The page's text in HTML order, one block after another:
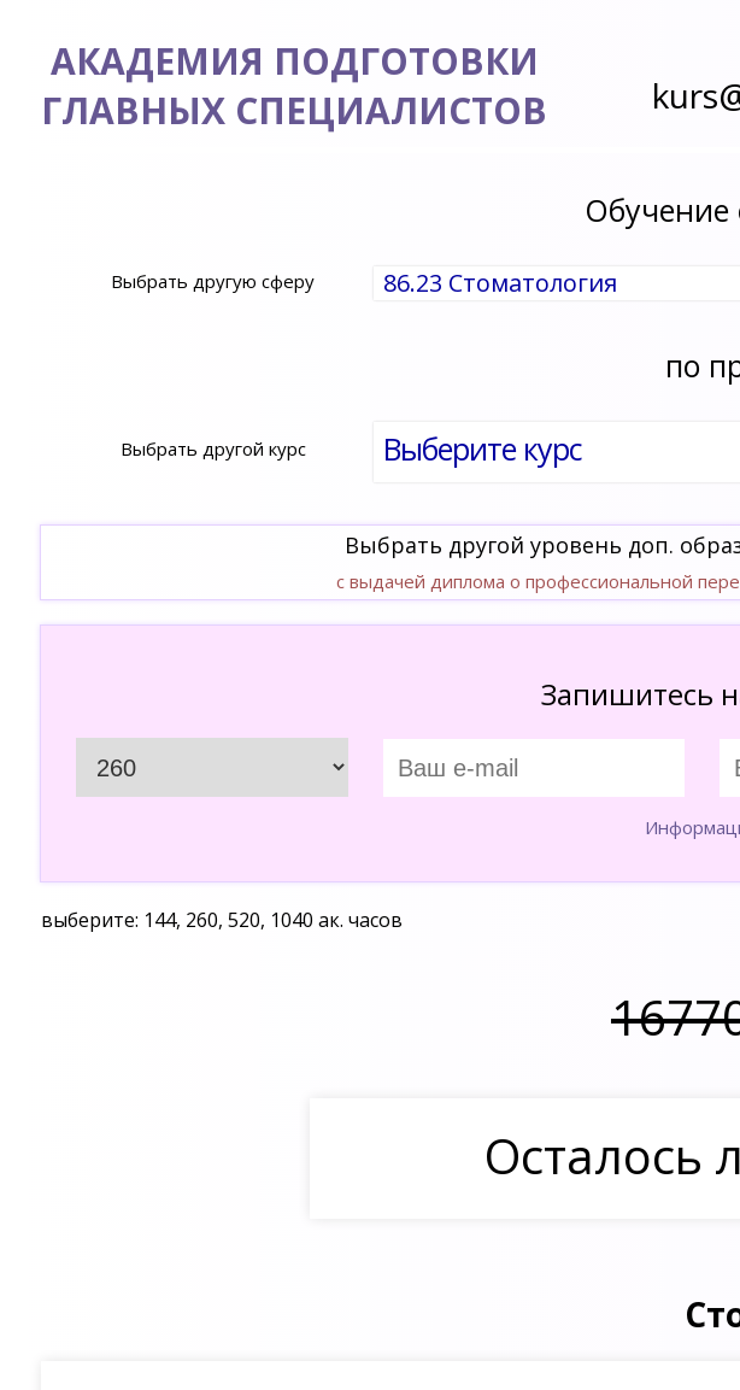
АКАДЕМИЯ ПОДГОТОВКИ
ГЛАВНЫХ СПЕЦИАЛИСТОВ
Обучение
Выбрать другую сферу 86.23 Стоматология
по
Выбрать другой курс Выберите курс
Выбрать другой уровень доп.
с выдачей диплома о профессиональной
Запишитесь
выберите: 144, 260, 520, 1040 ак. часов
Осталось